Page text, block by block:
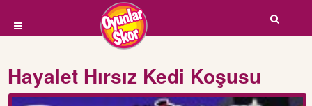
Hayalet Hırsız Kedi Koşusu